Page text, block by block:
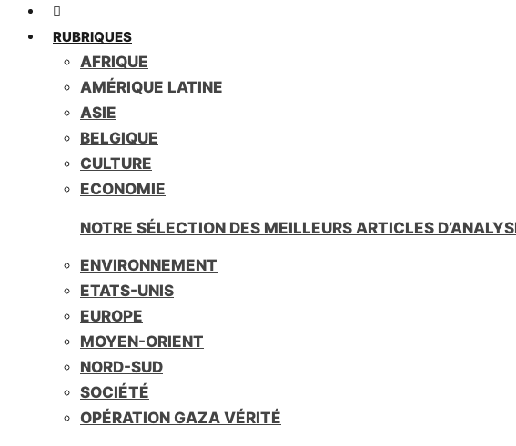
RUBRIQUES
AFRIQUE
AMÉRIQUE LATINE
ASIE
BELGIQUE
CULTURE
ECONOMIE
NOTRE SÉLECTION DES MEILLEURS ARTICLES
ENVIRONNEMENT
ETATS-UNIS
EUROPE
MOYEN-ORIENT
NORD-SUD
SOCIÉTÉ
OPÉRATION GAZA VÉRITÉ